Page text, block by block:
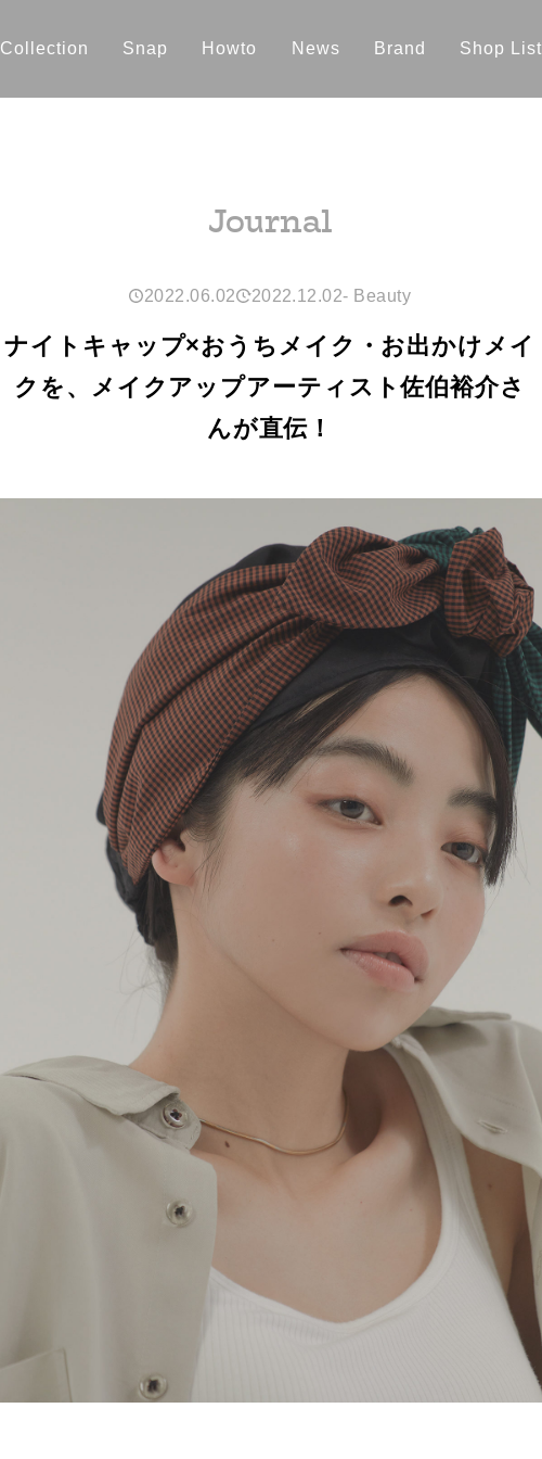
Collection Snap Howto News Brand Shop List
Journal
2022.06.02 2022.12.02- Beauty
ナイトキャップ×おうちメイク・お出かけメイ
クを、メイクアップアーティスト佐伯裕介さ
んが直伝！